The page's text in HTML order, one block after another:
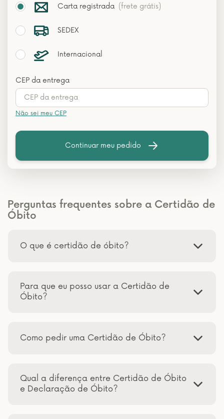
Carta registrada (frete grátis)
SEDEX
Internacional
CEP da entrega
Não sei meu CEP
Continuar meu pedido
Perguntas frequentes sobre a Certidão de
Óbito
O que é certidão de óbito?
Para que eu posso usar a Certidão de
Óbito?
Como pedir uma Certidão de Óbito?
Qual a diferença entre Certidão de Óbito
e Declaração de Óbito?